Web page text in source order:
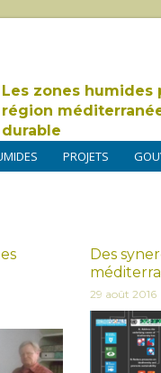
Les zones humides
région
durable
PROJETS
Des
29 août 2016